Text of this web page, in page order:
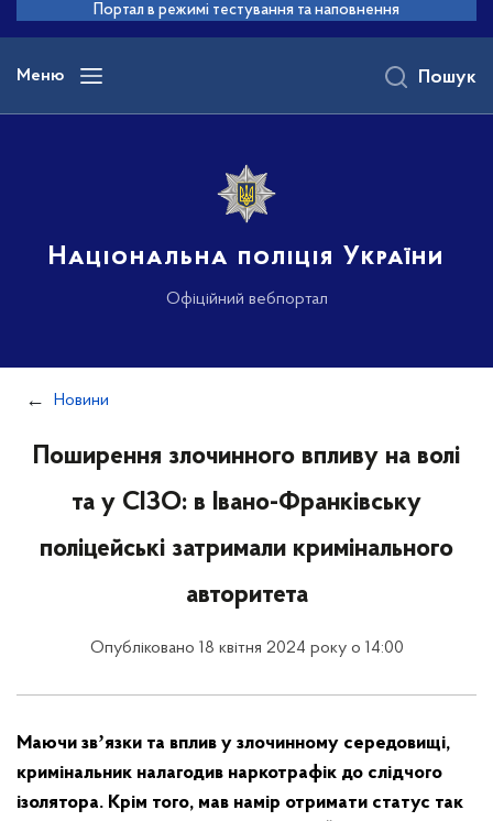
основного
вмісту
Портал в режимі тестування та наповнення
Меню
Національна поліція України
Офіційний вебпортал
Пошук
Новини
Поширення злочинного впливу на волі
та у СІЗО: в Івано-Франківську
поліцейські затримали кримінального
авторитета
Опубліковано 18 квітня 2024 року о 14:00
Маючи звʼязки та вплив у злочинному середовищі,
кримінальник налагодив наркотрафік до слідчого
ізолятора. Крім того, мав намір отримати статус так